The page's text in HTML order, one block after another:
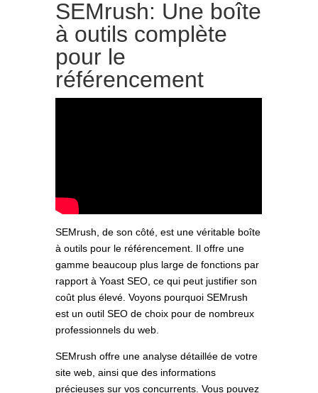
SEMrush: Une boîte
à outils complète
pour le
référencement
SEMrush, de son côté, est une véritable boîte
à outils pour le référencement. Il offre une
gamme beaucoup plus large de fonctions par
rapport à Yoast SEO, ce qui peut justifier son
coût plus élevé. Voyons pourquoi SEMrush
est un outil SEO de choix pour de nombreux
professionnels du web.
SEMrush offre une analyse détaillée de votre
site web, ainsi que des informations
précieuses sur vos concurrents. Vous pouvez